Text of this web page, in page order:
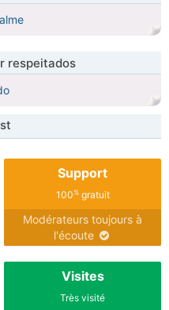
respeitados
Support
100%gratuit
Modérateurs toujours à
l'écoute
Visites
Très visité